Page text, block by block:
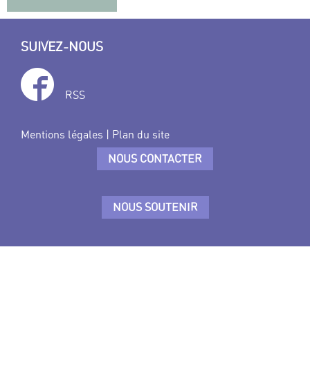
SUIVEZ-NOUS
RSS
Mentions légales | Plan du site
NOUS CONTACTER
NOUS SOUTENIR